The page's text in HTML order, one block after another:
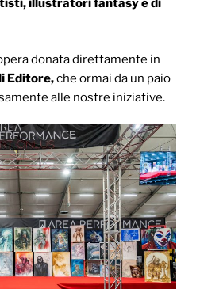
illustratori fantasy e di
donata direttamente in
Editore,che ormai da un paio
alle nostre iniziative.